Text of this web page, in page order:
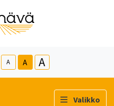
A A A
Valikko